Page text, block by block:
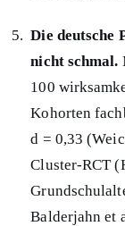
Die deutsche
nicht schmal.
100
Kohorten
d = 0,33
Cluster-RCT
Balderjahn et